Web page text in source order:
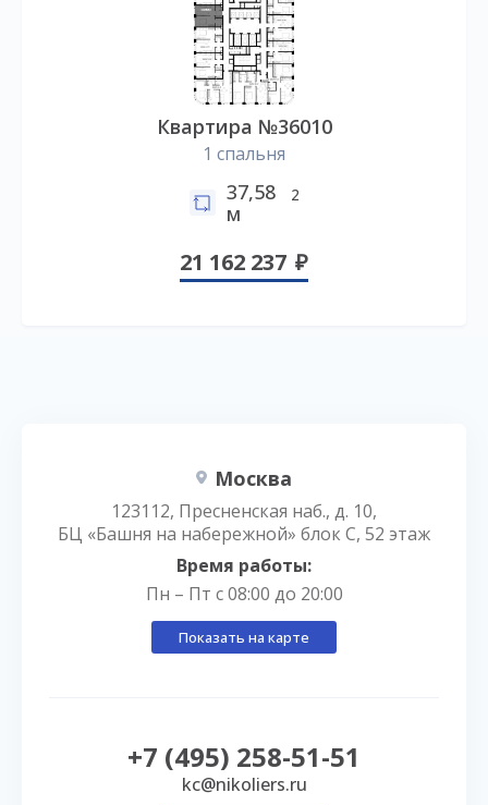
Квартира №36010
1 спальня
37,58
м
2
21 162 237
Москва
123112, Пресненская наб., д. 10,
БЦ «Башня на набережной» блок С, 52 этаж
Время работы:
Пн – Пт с 08:00 до 20:00
Показать на карте
+7 (495) 258-51-51
kc@nikoliers.ru